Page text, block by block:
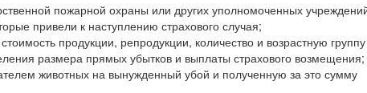
пожарной охраны или других уполномоченных
привели к наступлению страхового случая;
продукции, репродукции, количество и возрастную группу
размера прямых убытков и выплаты страхового возмещения;
животных на вынужденный убой и полученную за это сумму